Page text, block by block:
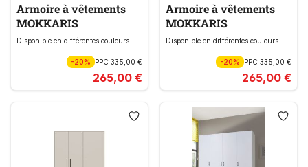
Armoire à vêtements
MOKKARIS
Disponible en différentes couleurs
-20% PPC 335,00 €
265,00 €
Armoire à vêtements
MOKKARIS
Disponible en différentes couleurs
-20% PPC335,00 €
265,00 €